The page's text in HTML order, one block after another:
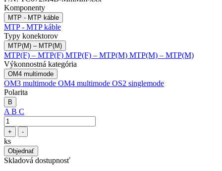
Komponenty
MTP - MTP káble
MTP - MTP káble
Typy konektorov
MTP(M) – MTP(M)
MTP(F) – MTP(F) MTP(F) – MTP(M) MTP(M) – MTP(M)
Výkonnostná kategória
OM4 multimode
OM3 multimode OM4 multimode OS2 singlemode
Polarita
B
A B C
+ -
ks
Objednať
Skladová dostupnosť